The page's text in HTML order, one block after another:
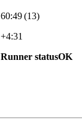
60:49 (13)
+4:31
Runner statusOK